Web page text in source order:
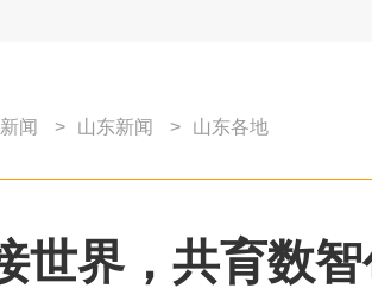
新闻 > 山东新闻 > 山东各地
世界，共育数